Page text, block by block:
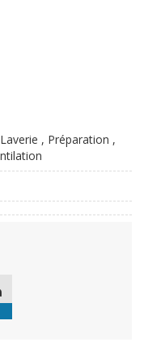
, Préparation ,